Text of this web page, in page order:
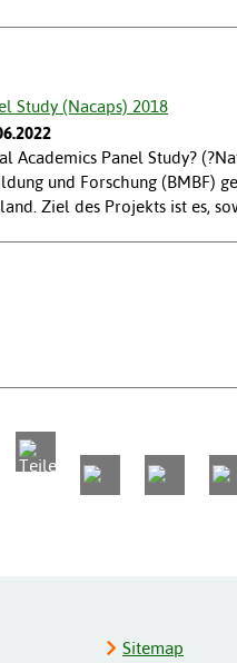
Study (Nacaps) 2018
Academics Panel Study?
und Forschung (BMBF)
Ziel des Projekts ist es,
Sitemap